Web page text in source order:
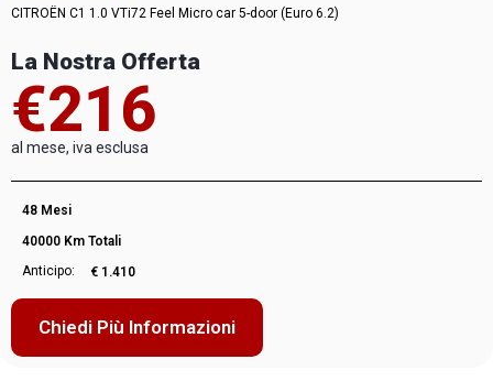
CITROËN C1 1.0 VTi72 Feel Micro car 5-door (Euro 6.2)
La Nostra Offerta
€216
al mese, iva esclusa
48 Mesi
40000 Km Totali
Anticipo:
€ 1.410
Chiedi Più Informazioni